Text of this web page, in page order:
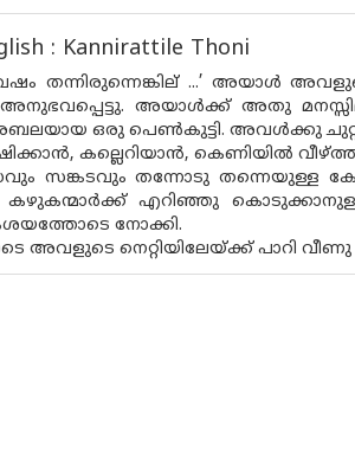
: Kannirattile Thoni
തന്നിരുന്നെങ്കില് ...’ അയാൾ
അനുഭവപ്പെട്ടു. അയാൾക്ക് അതു
ഒരു പെൺകുട്ടി. അവൾക്കു
കല്ലെറിയാൻ, കെണിയിൽ
സങ്കടവും തന്നോടു തന്നെയുള്ള
എറിഞ്ഞു കൊടുക്കാനുള്ള
നോക്കി.
നെറ്റിയിലേയ്ക്ക് പാറി വീണു